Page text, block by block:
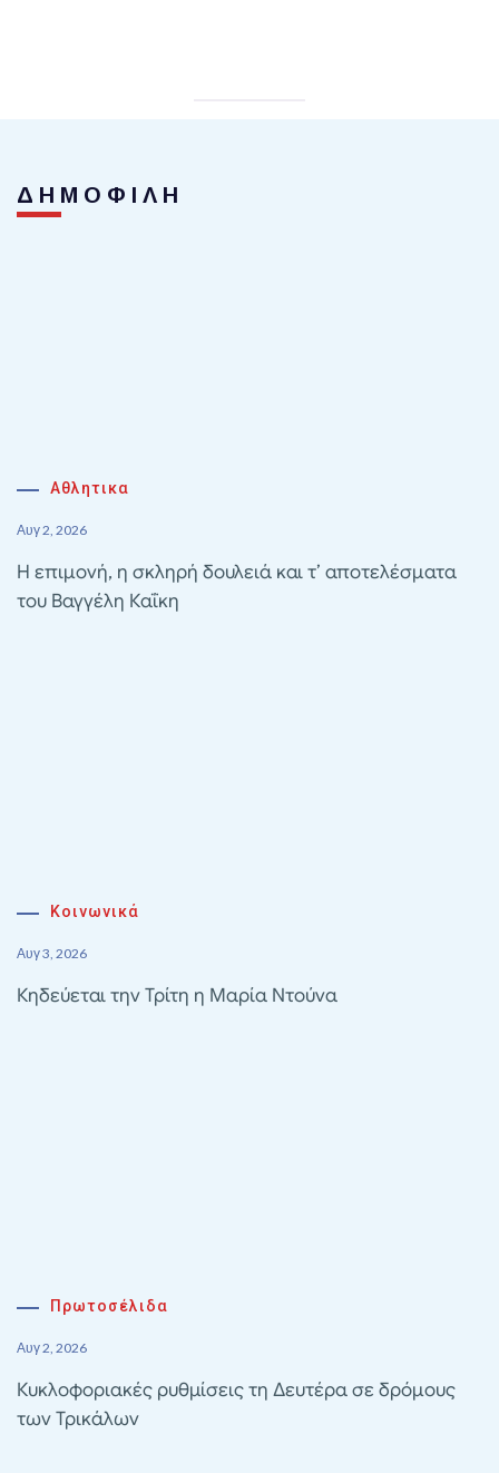
ΔΗΜΟΦΙΛΗ
Αθλητικα
Αυγ 2, 2026
Η επιμονή, η σκληρή δουλειά και τ’ αποτελέσματα
του Βαγγέλη Καΐκη
Κοινωνικά
Αυγ 3, 2026
Κηδεύεται την Τρίτη η Μαρία Ντούνα
Πρωτοσέλιδα
Αυγ 2, 2026
Κυκλοφοριακές ρυθμίσεις τη Δευτέρα σε δρόμους
των Τρικάλων